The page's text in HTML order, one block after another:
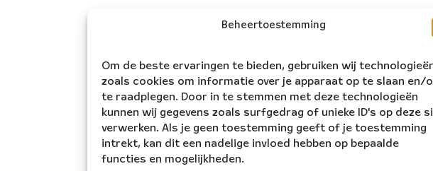
Beheertoestemming
Om de beste ervaringen te bieden, gebruiken wij
zoals cookies om informatie over je apparaat op te slaan en/
te raadplegen. Door in te stemmen met deze technologieën
kunnen wij gegevens zoals surfgedrag of unieke ID's op deze
verwerken. Als je geen toestemming geeft of je toestemming
intrekt, kan dit een nadelige invloed hebben op bepaalde
functies en mogelijkheden.